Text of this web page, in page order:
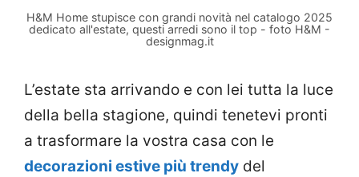
H&M Home stupisce con grandi novità nel catalogo 2025
dedicato all'estate, questi arredi sono il top - foto H&M -
designmag.it
L’estate sta arrivando e con lei tutta la luce
della bella stagione, quindi tenetevi pronti
a trasformare la vostra casa con le
decorazioni estive più trendy del